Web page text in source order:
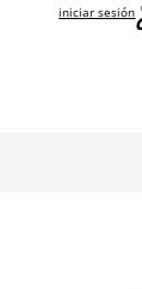
iniciar sesión